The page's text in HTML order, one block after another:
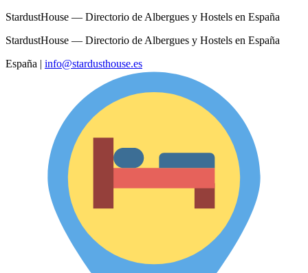
StardustHouse — Directorio de Albergues y Hostels en España
StardustHouse — Directorio de Albergues y Hostels en España
España | info@stardusthouse.es